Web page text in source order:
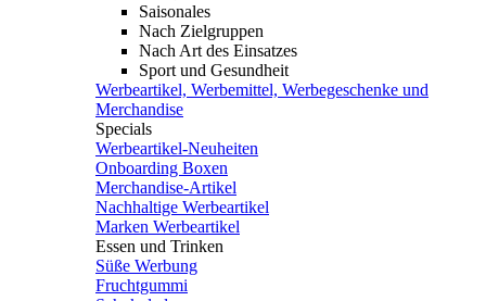
Saisonales
Nach Zielgruppen
Nach Art des Einsatzes
Sport und Gesundheit
Werbeartikel, Werbemittel, Werbegeschenke und
Merchandise
Specials
Werbeartikel-Neuheiten
Onboarding Boxen
Merchandise-Artikel
Nachhaltige Werbeartikel
Marken Werbeartikel
Essen und Trinken
Süße Werbung
Fruchtgummi